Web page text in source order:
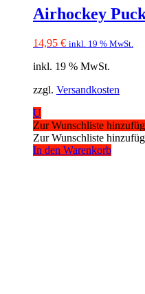
Airhockey
14,95 € inkl. 19 % MwSt.
inkl. 19 % MwSt.
zzgl. Versandkosten
U
Zur Wunschliste
Zur Wunschliste
In den Warenkorb